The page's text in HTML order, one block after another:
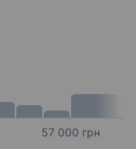
57 000 грн